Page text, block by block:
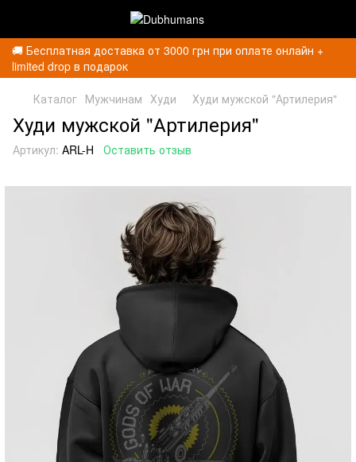
🚚 Бесплатная доставка от 3000 грн при оплате онлайн +
limited drop в подарок
Каталог Мужчинам Худи Худи мужской "Артилерия"
Худи мужской "Артилерия"
Артикул: ARL-H Оставить отзыв